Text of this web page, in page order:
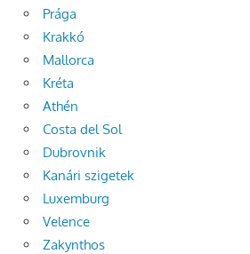
Prága
Krakkó
Mallorca
Kréta
Athén
Costa del Sol
Dubrovnik
Kanári szigetek
Luxemburg
Velence
Zakynthos